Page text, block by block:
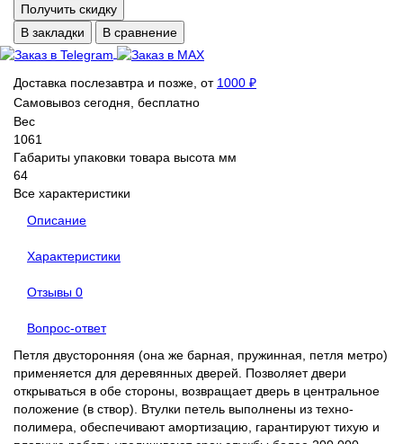
Получить скидку
В закладки
В сравнение
Доставка послезавтра и позже, от 1000 ₽
Самовывоз сегодня, бесплатно
Вес
1061
Габариты упаковки товара высота мм
64
Все характеристики
Описание
Характеристики
Отзывы 0
Вопрос-ответ
Петля двусторонняя (она же барная, пружинная, петля метро)
применяется для деревянных дверей. Позволяет двери
открываться в обе стороны, возвращает дверь в центральное
положение (в створ). Втулки петель выполнены из техно-
полимера, обеспечивают амортизацию, гарантируют тихую и